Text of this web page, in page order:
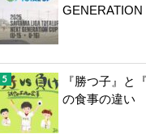
GENERATION
『勝つ子』と
の食事の違い